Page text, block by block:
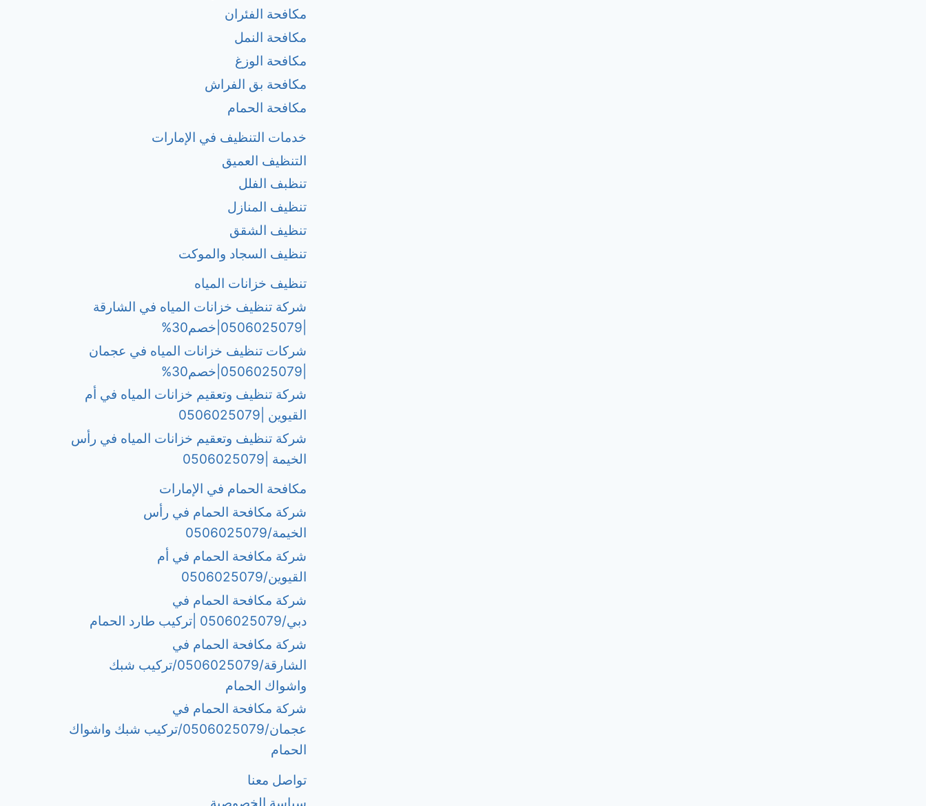
مكافحة الفئران
مكافحة النمل
مكافحة الوزغ
مكافحة بق الفراش
مكافحة الحمام
خدمات التنظيف في الإمارات
التنظيف العميق
تنظبف الفلل
تنظيف المنازل
تنظيف الشقق
تنظيف السجاد والموكت
تنظيف خزانات المياه
شركة تنظيف خزانات المياه في الشارقة
شركات تنظيف خزانات المياه في عجمان
شركة تنظيف وتعقيم خزانات المياه في أم
القيوين |0506025079
شركة تنظيف وتعقيم خزانات المياه في رأس
الخيمة |0506025079
مكافحة الحمام في الإمارات
شركة مكافحة الحمام في رأس
الخيمة/0506025079
شركة مكافحة الحمام في أم
القيوين/0506025079
شركة مكافحة الحمام في
دبي/0506025079 |تركيب طارد الحمام
شركة مكافحة الحمام في
الشارقة/0506025079/تركيب شبك
واشواك الحمام
شركة مكافحة الحمام في
عجمان/0506025079/تركيب شبك واشواك
الحمام
تواصل معنا